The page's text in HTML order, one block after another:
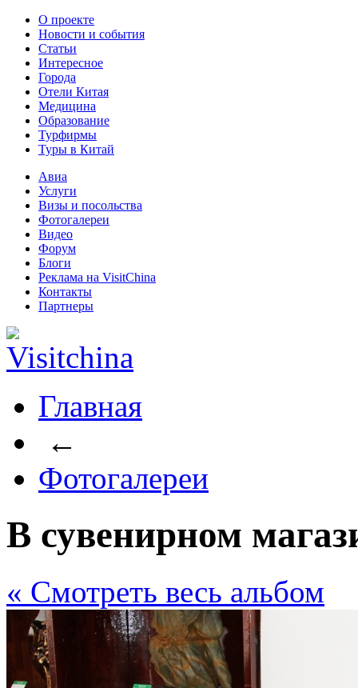
О проекте
Новости и события
Статьи
Интересное
Города
Отели Китая
Медицина
Образование
Турфирмы
Туры в Китай
Авиа
Услуги
Визы и посольства
Фотогалереи
Видео
Форум
Блоги
Реклама на VisitChina
Контакты
Партнеры
Главная
←
Фотогалереи
В сувенирном
« Cмотреть весь альбом